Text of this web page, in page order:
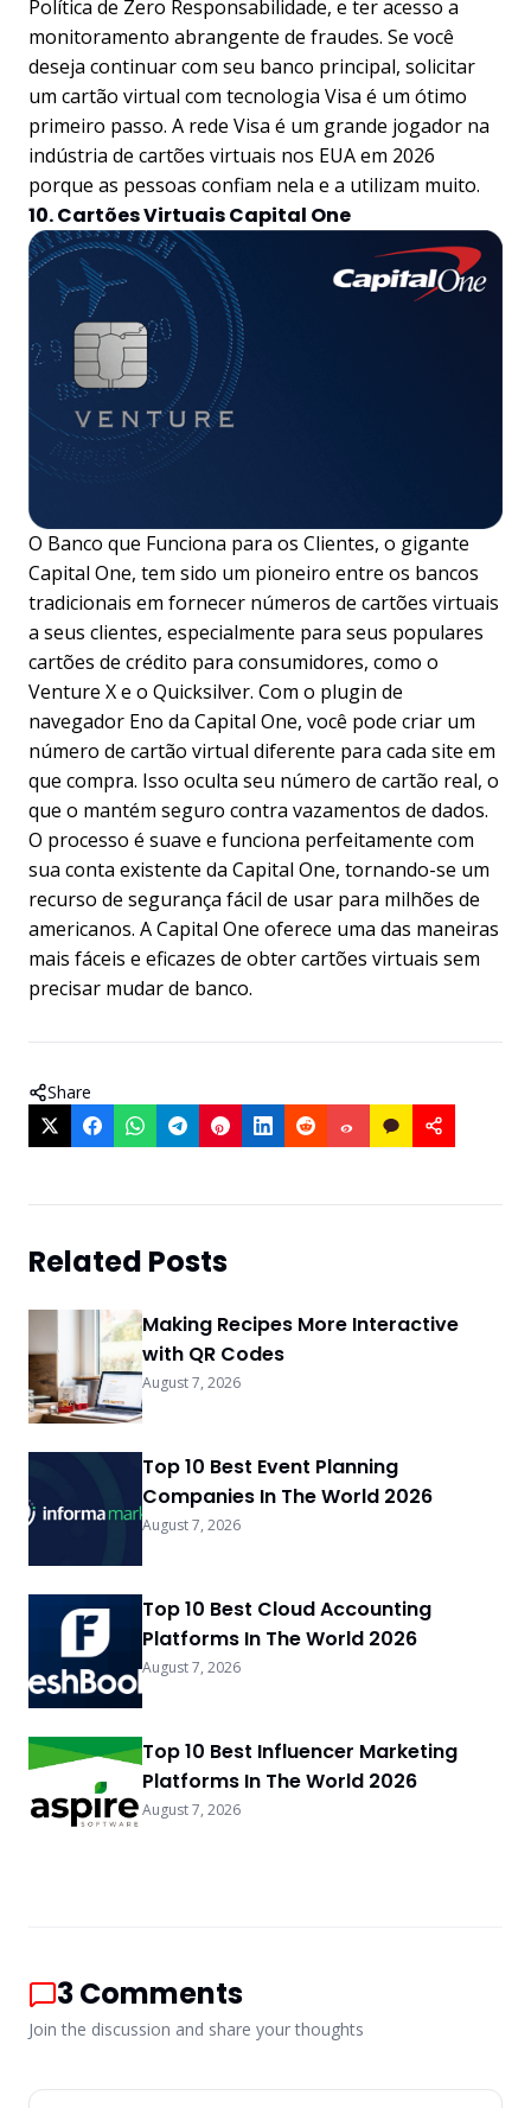
Política de Zero Responsabilidade, e ter acesso a
monitoramento abrangente de fraudes. Se você
deseja continuar com seu banco principal, solicitar
um cartão virtual com tecnologia Visa é um ótimo
primeiro passo. A rede Visa é um grande jogador na
indústria de cartões virtuais nos EUA em 2026
porque as pessoas confiam nela e a utilizam muito.
10. Cartões Virtuais Capital One
O Banco que Funciona para os Clientes, o gigante
Capital One, tem sido um pioneiro entre os bancos
tradicionais em fornecer números de cartões virtuais
a seus clientes, especialmente para seus populares
cartões de crédito para consumidores, como o
Venture X e o Quicksilver. Com o plugin de
navegador Eno da Capital One, você pode criar um
número de cartão virtual diferente para cada site em
que compra. Isso oculta seu número de cartão real, o
que o mantém seguro contra vazamentos de dados.
O processo é suave e funciona perfeitamente com
sua conta existente da Capital One, tornando-se um
recurso de segurança fácil de usar para milhões de
americanos. A Capital One oferece uma das maneiras
mais fáceis e eficazes de obter cartões virtuais sem
precisar mudar de banco.
Share
Related Posts
Making Recipes More Interactive
with QR Codes
August 7, 2026
Top 10 Best Event Planning
Companies In The World 2026
August 7, 2026
Top 10 Best Cloud Accounting
Platforms In The World 2026
August 7, 2026
Top 10 Best Influencer Marketing
Platforms In The World 2026
August 7, 2026
3Comments
Join the discussion and share your thoughts